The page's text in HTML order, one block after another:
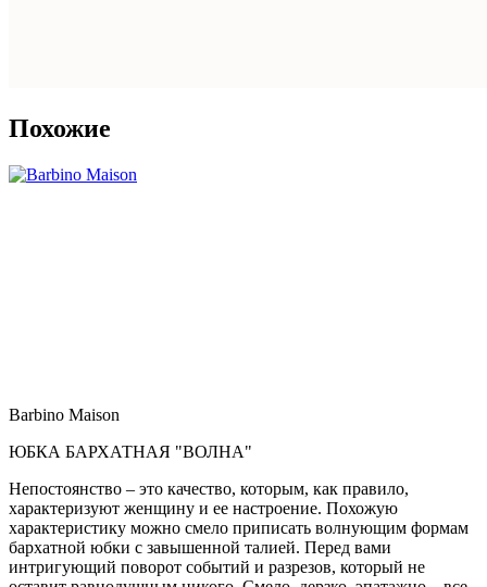
Похожие
Barbino Maison
ЮБКА БАРХАТНАЯ "ВОЛНА"
Непостоянство – это качество, которым, как правило,
характеризуют женщину и ее настроение. Похожую
характеристику можно смело приписать волнующим формам
бархатной юбки с завышенной талией. Перед вами
интригующий поворот событий и разрезов, который не